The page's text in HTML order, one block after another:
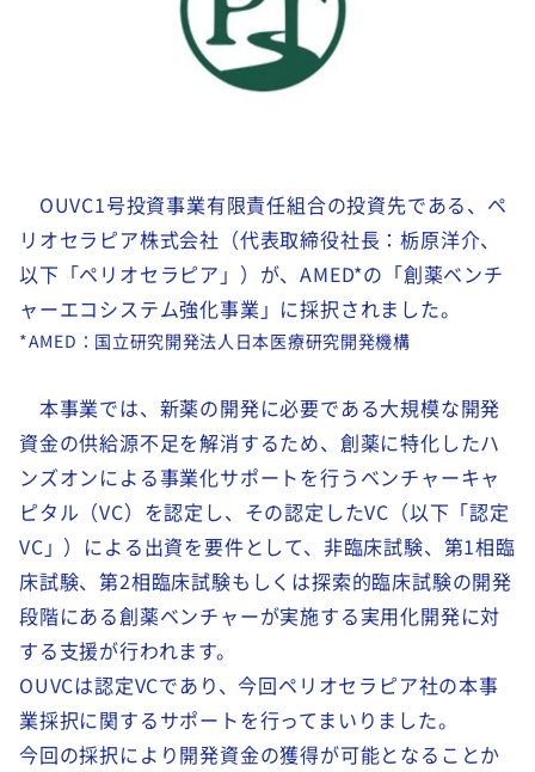
OUVC1号投資事業有限責任組合の投資先である、ペ
リオセラピア株式会社（代表取締役社長：栃原洋介、
以下「ペリオセラピア」）が、AMED*の「創薬ベンチ
ャーエコシステム強化事業」に採択されました。
*AMED：国立研究開発法人日本医療研究開発機構
本事業では、新薬の開発に必要である大規模な開発
資金の供給源不足を解消するため、創薬に特化したハ
ンズオンによる事業化サポートを行うベンチャーキャ
ピタル（VC）を認定し、その認定したVC（以下「認定
VC」）による出資を要件として、非臨床試験、第1相臨
床試験、第2相臨床試験もしくは探索的臨床試験の開発
段階にある創薬ベンチャーが実施する実用化開発に対
する支援が行われます。
OUVCは認定VCであり、今回ペリオセラピア社の本事
業採択に関するサポートを行ってまいりました。
今回の採択により開発資金の獲得が可能となることか